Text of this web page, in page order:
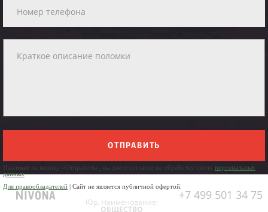
ОТПРАВИТЬ
Нажимая на кнопку «Отправить», вы даете согласие на обработку своих персональных
данных
Для правообладателей | Сайт не является публичной офертой.
+7 499 501 34 75
Юр. Наименование:
ОБЩЕСТВО